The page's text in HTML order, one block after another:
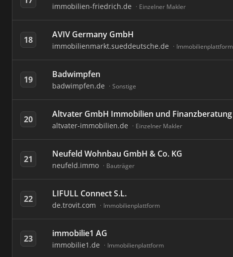
immobilien-friedrich.de Einzelner Makler
18 AVIV Germany GmbH
immobilienmarkt.sueddeutsche.de Immobilienplattform
19 Badwimpfen
badwimpfen.de Sonstige
20 Altvater GmbH Immobilien und Finanzberatung
altvater-immobilien.de Einzelner Makler
21 Neufeld Wohnbau GmbH & Co. KG
neufeld.immo Bauträger
22 LIFULL Connect S.L.
de.trovit.com Immobilienplattform
23 immobilie1 AG
immobilie1.de Immobilienplattform